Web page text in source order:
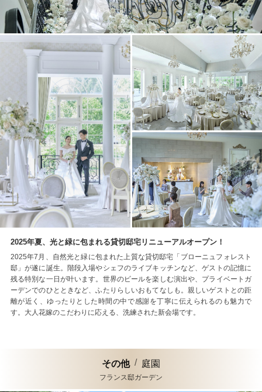
2025年夏、光と緑に包まれる貸切邸宅リニューアルオープン！
2025年7月、自然光と緑に包まれた上質な貸切邸宅「ブローニュフォレスト
邸」が遂に誕生。階段入場やシェフのライブキッチンなど、ゲストの記憶に
残る特別な一日が叶います。世界のビールを楽しむ演出や、プライベートガ
ーデンでのひとときなど、ふたりらしいおもてなしも。親しいゲストとの距
離が近く、ゆったりとした時間の中で感謝を丁寧に伝えられるのも魅力で
す。大人花嫁のこだわりに応える、洗練された新会場です。
その他 庭園
フランス邸ガーデン